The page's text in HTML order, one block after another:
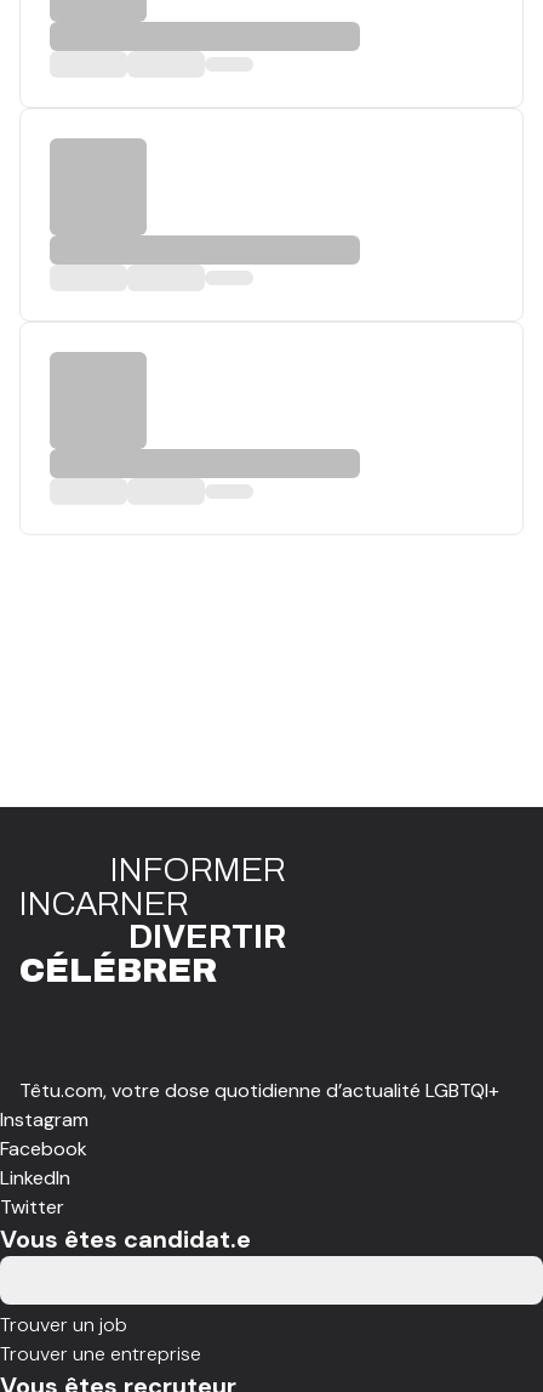
INFORMER
INCARNER
DIVERTIR
CÉLÉBRER
Têtu.com, votre dose quotidienne d’actualité LGBTQI+
Instagram
Facebook
LinkedIn
Twitter
Vous êtes candidat.e
Trouver un job
Trouver une entreprise